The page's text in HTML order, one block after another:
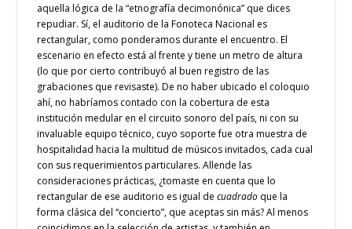
aquella lógica de la “etnografía decimonónica” que dices
repudiar. Sí, el auditorio de la Fonoteca Nacional es
rectangular, como ponderamos durante el encuentro. El
escenario en efecto está al frente y tiene un metro de altura
(lo que por cierto contribuyó al buen registro de las
grabaciones que revisaste). De no haber ubicado el coloquio
ahí, no habríamos contado con la cobertura de esta
institución medular en el circuito sonoro del país, ni con su
invaluable equipo técnico, cuyo soporte fue otra muestra de
hospitalidad hacia la multitud de músicos invitados, cada cual
con sus requerimientos particulares. Allende las
consideraciones prácticas, ¿tomaste en cuenta que lo
rectangular de ese auditorio es igual decuadrado que la
forma clásica del “concierto”, que aceptas sin más? Al menos